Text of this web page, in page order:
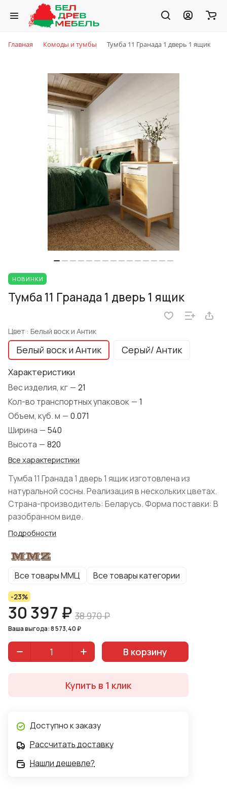
Главная Комоды и тумбы Тумба 11 Гранада 1 дверь 1 ящик
НОВИНКИ
Тумба 11 Гранада 1 дверь 1 ящик
Цвет : Белый воск и Антик
Белый воск и Антик Серый/ Антик
Характеристики
Вес изделия, кг — 21
Кол-во транспортных упаковок — 1
Объем, куб. м — 0.071
Ширина — 540
Высота — 820
Все характеристики
Тумба 11 Гранада 1 дверь 1 ящик изготовлена из
натуральной сосны. Реализация в нескольких цветах.
Страна-производитель: Беларусь. Форма поставки: В
разобранном виде.
Подробности
Все товары ММЦ Все товары категории
-23%
30 397 ₽ 38 970 ₽
Ваша выгода: 8 573,40 ₽
В корзину
Купить в 1 клик
Доступно к заказу
Рассчитать доставку
Нашли дешевле?